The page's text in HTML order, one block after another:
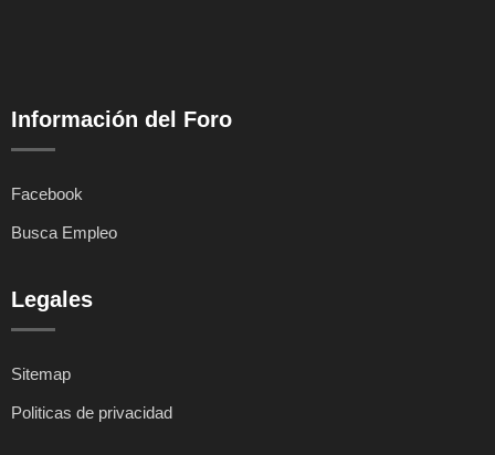
Información del Foro
Facebook
Busca Empleo
Legales
Sitemap
Politicas de privacidad